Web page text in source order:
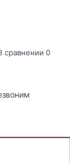
сравнении 0